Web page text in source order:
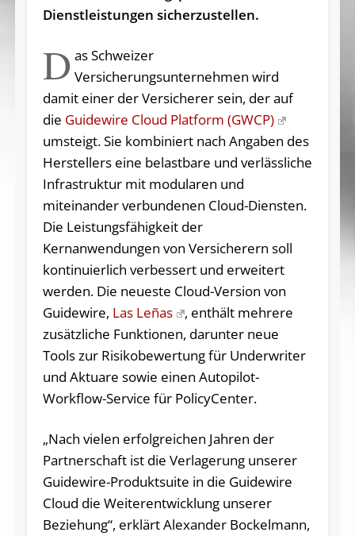
Dienstleistungen sicherzustellen.
D as Schweizer
Versicherungsunternehmen wird
damit einer der Versicherer sein, der auf
die Guidewire Cloud Platform (GWCP)
umsteigt. Sie kombiniert nach Angaben des
Herstellers eine belastbare und verlässliche
Infrastruktur mit modularen und
miteinander verbundenen Cloud-Diensten.
Die Leistungsfähigkeit der
Kernanwendungen von Versicherern soll
kontinuierlich verbessert und erweitert
werden. Die neueste Cloud-Version von
Guidewire, Las Leñas
, enthält mehrere
zusätzliche Funktionen, darunter neue
Tools zur Risikobewertung für Underwriter
und Aktuare sowie einen Autopilot-
Workflow-Service für PolicyCenter.
„Nach vielen erfolgreichen Jahren der
Partnerschaft ist die Verlagerung unserer
Guidewire-Produktsuite in die Guidewire
Cloud die Weiterentwicklung unserer
Beziehung“, erklärt Alexander Bockelmann,